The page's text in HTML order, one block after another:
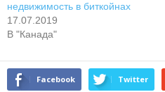
недвижимость в биткойнах
17.07.2019
В "Канада"
Facebook Twitter